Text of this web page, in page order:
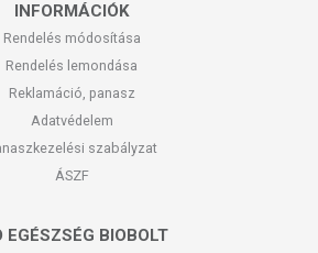
INFORMÁCIÓK
Rendelés módosítása
Rendelés lemondása
Reklamáció, panasz
Adatvédelem
szabályzat
ÁSZF
EGÉSZSÉG BIOBOLT